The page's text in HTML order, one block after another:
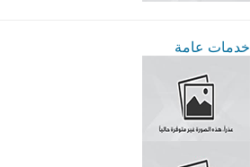
خدمات عامة